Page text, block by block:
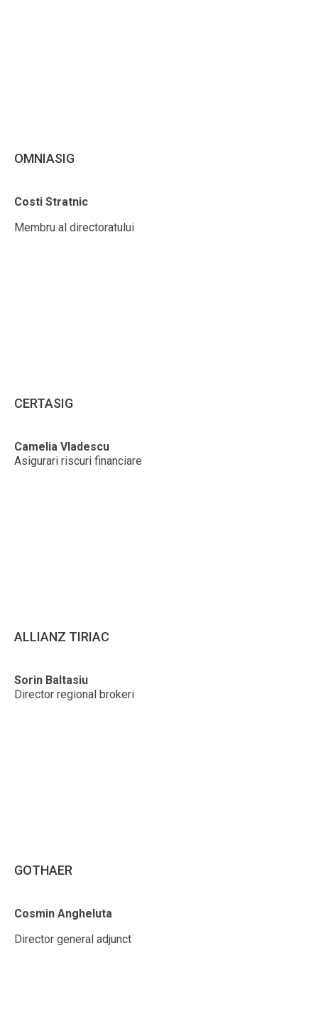
OMNIASIG
Costi Stratnic
Membru al directoratului
CERTASIG
Camelia Vladescu
Asigurari riscuri financiare
ALLIANZ TIRIAC
Sorin Baltasiu
Director regional brokeri
GOTHAER
Cosmin Angheluta
Director general adjunct